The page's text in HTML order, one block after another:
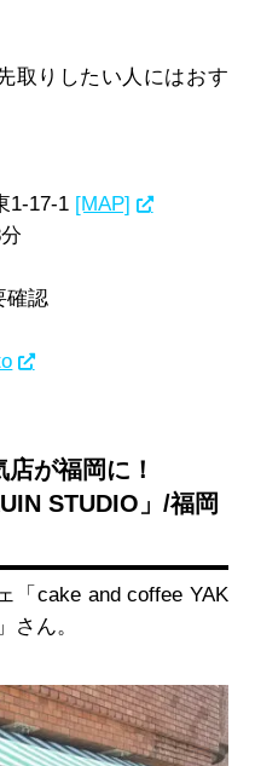
取りしたい人にはおす
1-17-1 [MAP]
分
確認
が福岡に！
STUDIO」/福岡
「 cake and coffee YAK
」さん。